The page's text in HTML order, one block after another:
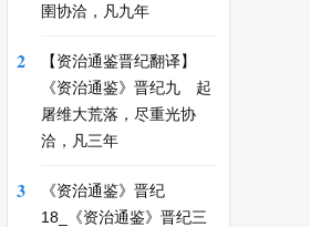
圉协洽，凡九年
2
【资治通鉴晋纪翻译】
《资治通鉴》晋纪九 起
屠维大荒落，尽重光协
洽，凡三年
3
《资治通鉴》晋纪
18_《资治通鉴》晋纪三